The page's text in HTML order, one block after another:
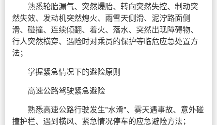
熟悉轮胎漏气、突然爆胎、转向突然失控、制动突
然失效、发动机突然熄火、雨雪天侧滑、泥泞路面侧
滑、碰撞、连续倾翻、着火、落水、突然出现障碍物、
行人突然横穿、遇险时对乘员的保护等临危应急处置方
法；
掌握紧急情况下的避险原则
高速公路驾驶紧急避险
熟悉高速公路行驶发生"水滑"、雾天遇事故、意外碰
撞护栏、遇到横风、紧急情况停车的应急避险方法；